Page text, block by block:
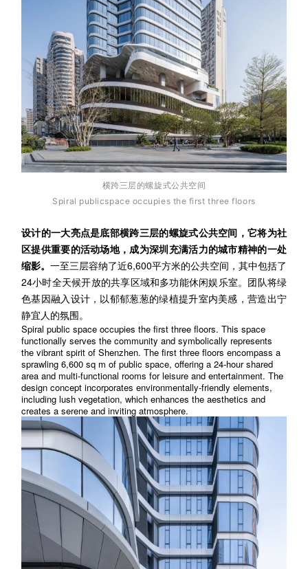
横跨三层的螺旋式公共空间
Spiral publicspace occupies the first three floors
设计的一大亮点是底部横跨三层的螺旋式公共空间，它将为社
区提供重要的活动场地，成为深圳充满活力的城市精神的一处
缩影。 一至三层容纳了近6,600平方米的公共空间，其中包括了
24小时全天候开放的共享区域和多功能休闲娱乐室。团队将绿
色基因融入设计，以郁郁葱葱的绿植提升室内美感，营造出宁
静宜人的氛围。
Spiral public space occupies the first three floors. This space
functionally serves the community and symbolically represents
the vibrant spirit of Shenzhen. The first three floors encompass a
sprawling 6,600 sq m of public space, offering a 24-hour shared
area and multi-functional rooms for leisure and entertainment. The
design concept incorporates environmentally-friendly elements,
including lush vegetation, which enhances the aesthetics and
creates a serene and inviting atmosphere.